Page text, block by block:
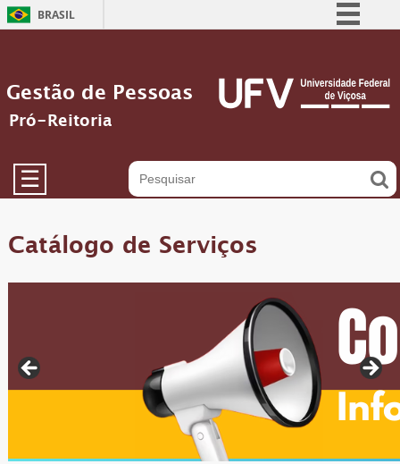
BRASIL
Participe
Legislação
Gestão de Pessoas
Pró-Reitoria
☰
Catálogo de Serviços